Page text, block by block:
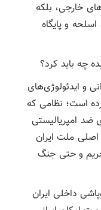
خارجی، بلکه
و پایگاه
چه باید کرد؟
و ایدئولوژی‌های
است؛ نظامی که
ضد امپریالیستی
ملت ایران
و حتی جنگ
داخلی ایران